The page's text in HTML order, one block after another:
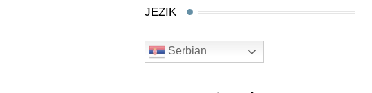
JEZIK
Serbian